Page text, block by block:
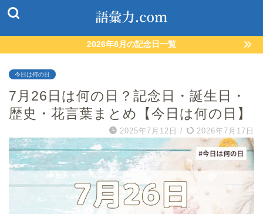
2026年8月の記念日一覧
今日は何の日
7月26日は何の日？記念日・誕生日・
歴史・花言葉まとめ【今日は何の日】
2025年7月12日 / 2026年7月17日